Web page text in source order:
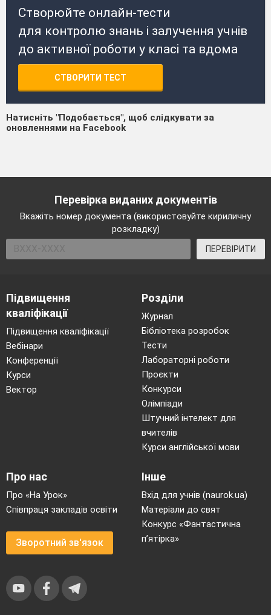
Створюйте онлайн-тести
для контролю знань і залучення учнів
до активної роботи у класі та вдома
СТВОРИТИ ТЕСТ
Натисніть "Подобається", щоб слідкувати за
оновленнями на Facebook
Перевірка виданих документів
Вкажіть номер документа (використовуйте кириличну
розкладку)
ПЕРЕВІРИТИ
Підвищення
кваліфікації
Підвищення кваліфікації
Вебінари
Конференції
Курси
Вектор
Розділи
Журнал
Бібліотека розробок
Тести
Лабораторні роботи
Проєкти
Конкурси
Олімпіади
Штучний інтелект для
вчителів
Курси англійської мови
Про нас
Про «На Урок»
Співпраця закладів освіти
Зворотний зв'язок
Інше
Вхід для учнів (naurok.ua)
Матеріали до свят
Конкурс «Фантастична
п’ятірка»